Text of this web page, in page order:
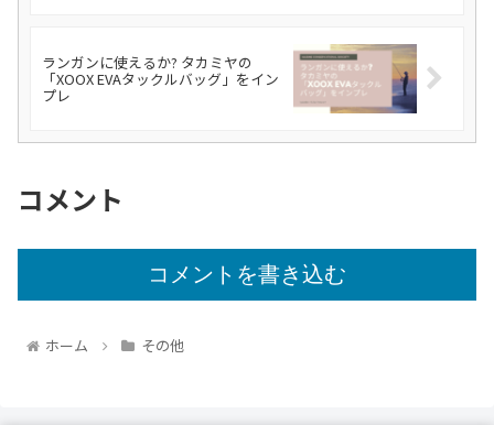
ランガンに使えるか? タカミヤの
「XOOX EVAタックルバッグ」をイン
プレ
コメント
コメントを書き込む
ホーム その他